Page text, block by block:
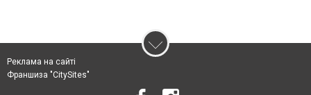
Реклама на сайті
Франшиза "CitySites"